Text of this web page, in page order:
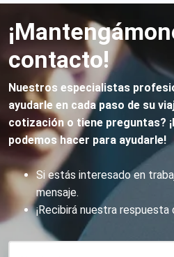
contacto!
Nuestros especialistas
ayudarle en cada paso de su
cotización o tiene preguntas?
podemos hacer para ayudarle!
Si estás interesado en
mensaje.
¡Recibirá nuestra